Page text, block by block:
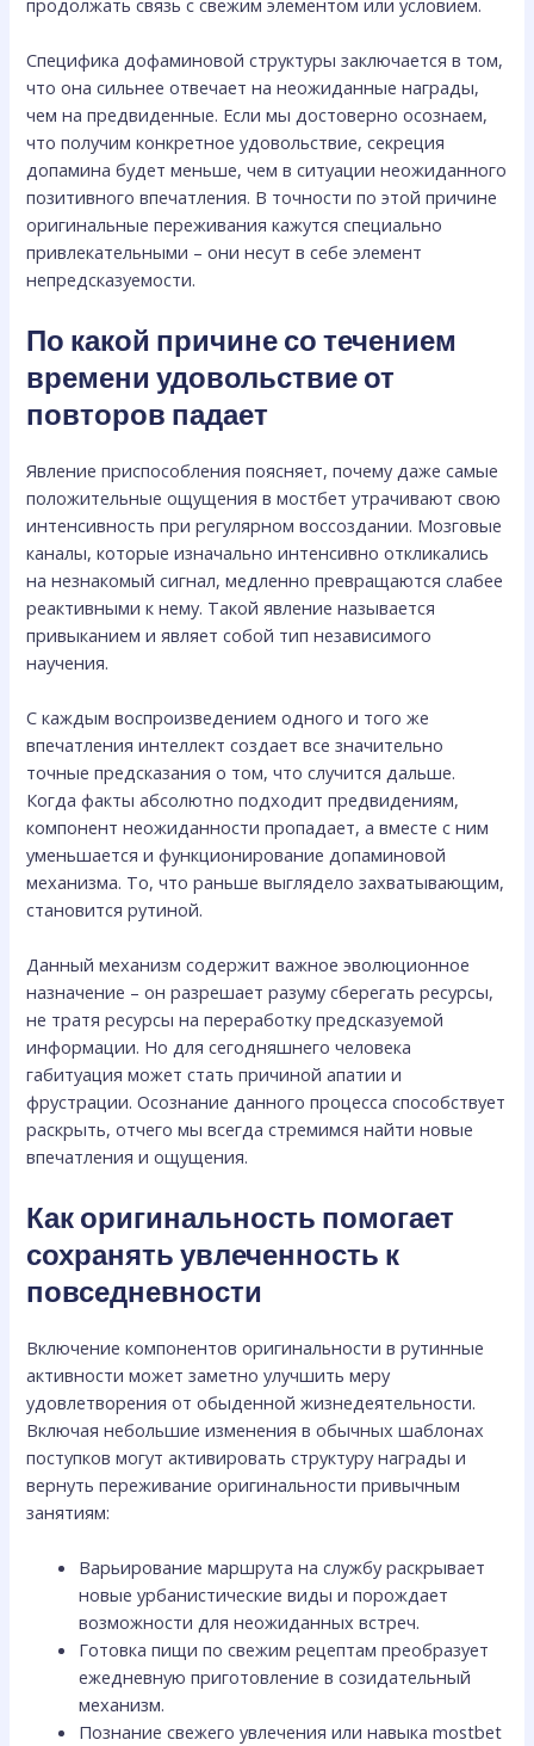
продолжать связь с свежим элементом или условием.
Специфика дофаминовой структуры заключается в том,
что она сильнее отвечает на неожиданные награды,
чем на предвиденные. Если мы достоверно осознаем,
что получим конкретное удовольствие, секреция
допамина будет меньше, чем в ситуации неожиданного
позитивного впечатления. В точности по этой причине
оригинальные переживания кажутся специально
привлекательными – они несут в себе элемент
непредсказуемости.
По какой причине со течением
времени удовольствие от
повторов падает
Явление приспособления поясняет, почему даже самые
положительные ощущения в мостбет утрачивают свою
интенсивность при регулярном воссоздании. Мозговые
каналы, которые изначально интенсивно откликались
на незнакомый сигнал, медленно превращаются слабее
реактивными к нему. Такой явление называется
привыканием и являет собой тип независимого
научения.
С каждым воспроизведением одного и того же
впечатления интеллект создает все значительно
точные предсказания о том, что случится дальше.
Когда факты абсолютно подходит предвидениям,
компонент неожиданности пропадает, а вместе с ним
уменьшается и функционирование допаминовой
механизма. То, что раньше выглядело захватывающим,
становится рутиной.
Данный механизм содержит важное эволюционное
назначение – он разрешает разуму сберегать ресурсы,
не тратя ресурсы на переработку предсказуемой
информации. Но для сегодняшнего человека
габитуация может стать причиной апатии и
фрустрации. Осознание данного процесса способствует
раскрыть, отчего мы всегда стремимся найти новые
впечатления и ощущения.
Как оригинальность помогает
сохранять увлеченность к
повседневности
Включение компонентов оригинальности в рутинные
активности может заметно улучшить меру
удовлетворения от обыденной жизнедеятельности.
Включая небольшие изменения в обычных шаблонах
поступков могут активировать структуру награды и
вернуть переживание оригинальности привычным
занятиям:
Варьирование маршрута на службу раскрывает
новые урбанистические виды и порождает
возможности для неожиданных встреч.
Готовка пищи по свежим рецептам преобразует
ежедневную приготовление в созидательный
механизм.
Познание свежего увлечения или навыка mostbet